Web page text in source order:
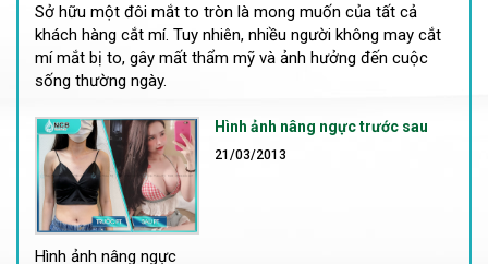
Sở hữu một đôi mắt to tròn là mong muốn của tất cả
khách hàng cắt mí. Tuy nhiên, nhiều người không may cắt
mí mắt bị to, gây mất thẩm mỹ và ảnh hưởng đến cuộc
sống thường ngày.
Hình ảnh nâng ngực trước sau
21/03/2013
Hình ảnh nâng ngực